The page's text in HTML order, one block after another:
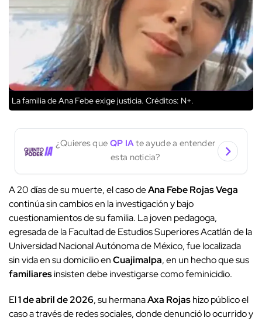
La familia de Ana Febe exige justicia. Créditos: N+.
¿Quieres que QP IAte ayude a entender
esta noticia?
A 20 días de su muerte, el caso deAna Febe Rojas Vega
continúa sin cambios en la investigación y bajo
cuestionamientos de su familia. La joven pedagoga,
egresada de la Facultad de Estudios Superiores Acatlán de la
Universidad Nacional Autónoma de México, fue localizada
sin vida en su domicilio enCuajimalpa, en un hecho que sus
familiaresinsisten debe investigarse como feminicidio.
El1 de abril de 2026, su hermanaAxa Rojashizo público el
caso a través de redes sociales, donde denunció lo ocurrido y